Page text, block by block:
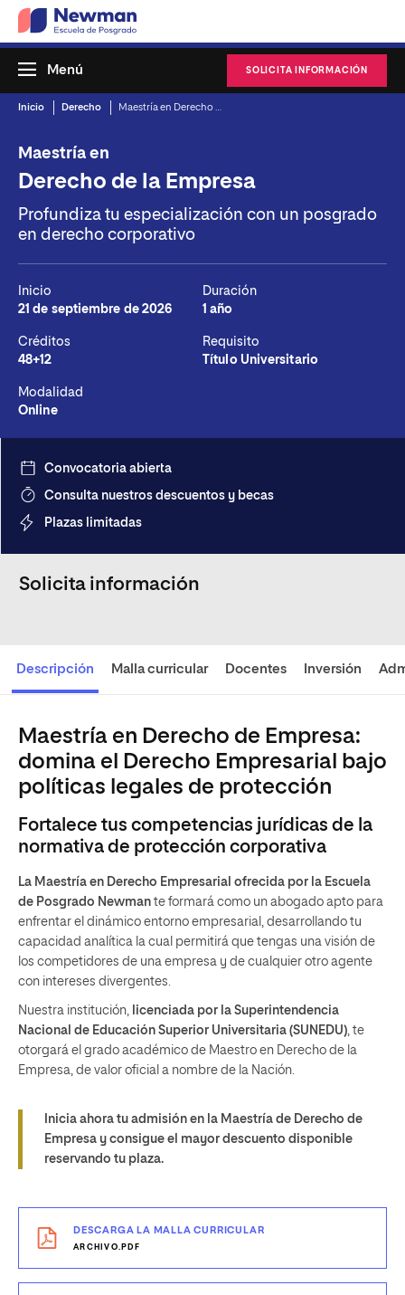
SOLICITA INFORMACIÓN
Menú
Inicio Derecho
Maestría en
Derecho de la Empresa
Profundiza tu especialización con un posgrado
en derecho corporativo
Inicio
21 de septiembre de 2026
Duración
1 año
Créditos
48+12
Requisito
Título Universitario
Modalidad
Online
Descripción Malla curricular Docentes Inversión
Maestría en Derecho de Empresa:
domina el Derecho Empresarial bajo
políticas legales de protección
Fortalece tus competencias jurídicas de la
normativa de protección corporativa
La Maestría en Derecho Empresarial ofrecida por la Escuela
de Posgrado Newman te formará como un abogado apto para
enfrentar el dinámico entorno empresarial, desarrollando tu
capacidad analítica la cual permitirá que tengas una visión de
los competidores de una empresa y de cualquier otro agente
con intereses divergentes.
Nuestra institución, licenciada por la Superintendencia
Nacional de Educación Superior Universitaria (SUNEDU), te
otorgará el grado académico de Maestro en Derecho de la
Empresa, de valor oficial a nombre de la Nación.
Inicia ahora tu admisión en la Maestría de Derecho de
Empresa y consigue el mayor descuento disponible
reservando tu plaza.
DESCARGA LA MALLA CURRICULAR
ARCHIVO.PDF
Convocatoria abierta
Consulta nuestros descuentos y becas
Plazas limitadas
Solicita información